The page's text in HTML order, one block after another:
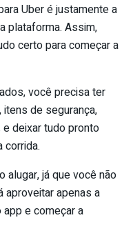
Uber é justamente a
plataforma. Assim,
certo para começar a
você precisa ter
de segurança,
deixar tudo pronto
corrida.
alugar, já que você não
apenas a
e começar a